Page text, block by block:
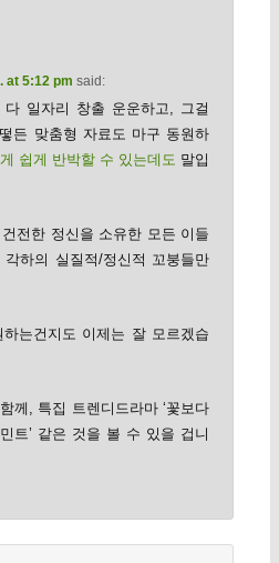
at 5:12 pm said:
일자리 창출 운운하고, 그걸
든 맞춤형 자료도 마구 동원하
쉽게 반박할 수 있는데도 말입
전한 정신을 소유한 모든 이들
하의 실질적/정신적 꼬붕들만
는건지도 이제는 잘 모르겠습
께, 특집 트렌디드라마 ‘꽃보다
트’ 같은 것을 볼 수 있을 겁니